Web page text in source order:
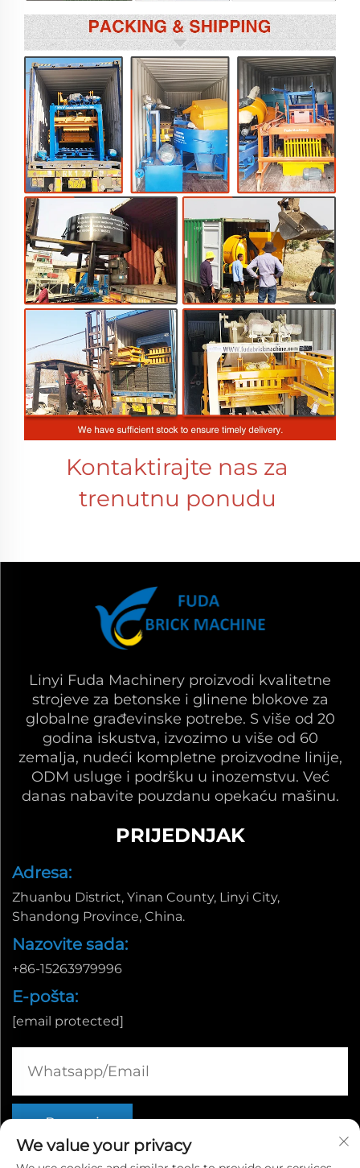
Kontaktirajte nas za
trenutnu ponudu
Linyi Fuda Machinery proizvodi kvalitetne
strojeve za betonske i glinene blokove za
globalne građevinske potrebe. S više od 20
godina iskustva, izvozimo u više od 60
zemalja, nudeći kompletne proizvodne linije,
ODM usluge i podršku u inozemstvu. Već
danas nabavite pouzdanu opekaću mašinu.
PRIJEDNJAK
Adresa:
Zhuanbu District, Yinan County, Linyi City,
Shandong Province, China.
Nazovite sada:
+86-15263979996
E-pošta:
[email protected]
We value your privacy